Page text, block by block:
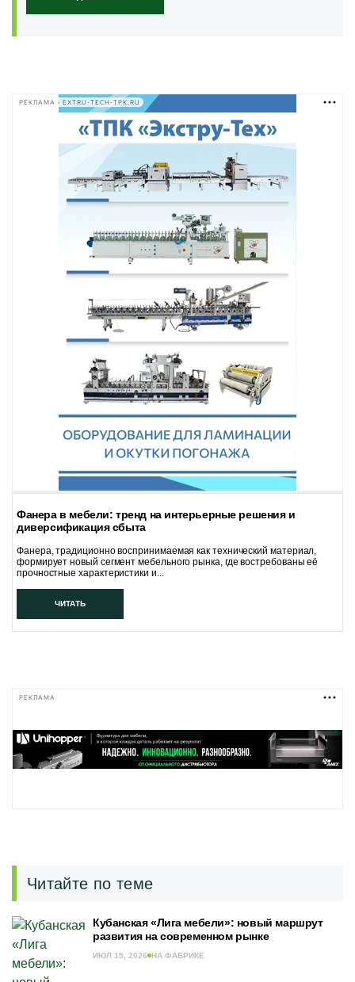
РЕКЛАМА • EXTRU-TECH-TPK.RU
Фанера в мебели: тренд на интерьерные решения и
диверсификация сбыта
Фанера, традиционно воспринимаемая как технический материал,
формирует новый сегмент мебельного рынка, где востребованы её
прочностные характеристики и...
ЧИТАТЬ
РЕКЛАМА
Читайте по теме
Кубанская «Лига мебели»: новый маршрут
развития на современном рынке
ИЮЛ 15, 2026 НА ФАБРИКЕ